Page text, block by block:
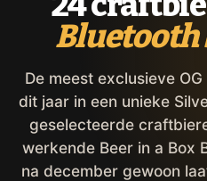
Bluetooth
De meest exclusieve
dit jaar in een unieke
geselecteerde
werkende Beer in a Box
na december gewoon